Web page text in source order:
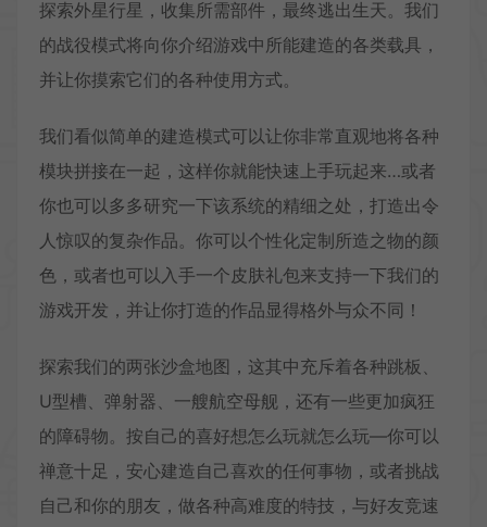
探索外星行星，收集所需部件，最终逃出生天。我们
的战役模式将向你介绍游戏中所能建造的各类载具，
并让你摸索它们的各种使用方式。
我们看似简单的建造模式可以让你非常直观地将各种
模块拼接在一起，这样你就能快速上手玩起来…或者
你也可以多多研究一下该系统的精细之处，打造出令
人惊叹的复杂作品。你可以个性化定制所造之物的颜
色，或者也可以入手一个皮肤礼包来支持一下我们的
游戏开发，并让你打造的作品显得格外与众不同！
探索我们的两张沙盒地图，这其中充斥着各种跳板、
U型槽、弹射器、一艘航空母舰，还有一些更加疯狂
的障碍物。按自己的喜好想怎么玩就怎么玩—你可以
禅意十足，安心建造自己喜欢的任何事物，或者挑战
自己和你的朋友，做各种高难度的特技，与好友竞速